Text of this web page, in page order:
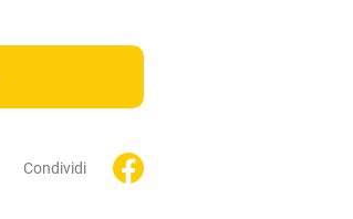
Condividi